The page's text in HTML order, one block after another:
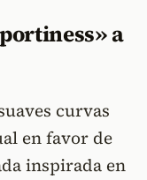
a
curvas
en favor de
inspirada en